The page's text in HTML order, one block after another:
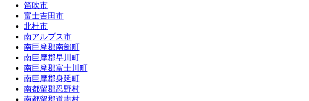
笛吹市
富士吉田市
北杜市
南アルプス市
南巨摩郡南部町
南巨摩郡早川町
南巨摩郡富士川町
南巨摩郡身延町
南都留郡忍野村